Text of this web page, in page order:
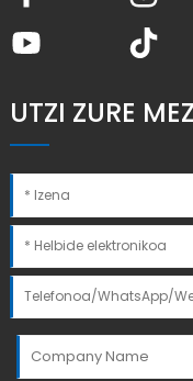
UTZI ZURE